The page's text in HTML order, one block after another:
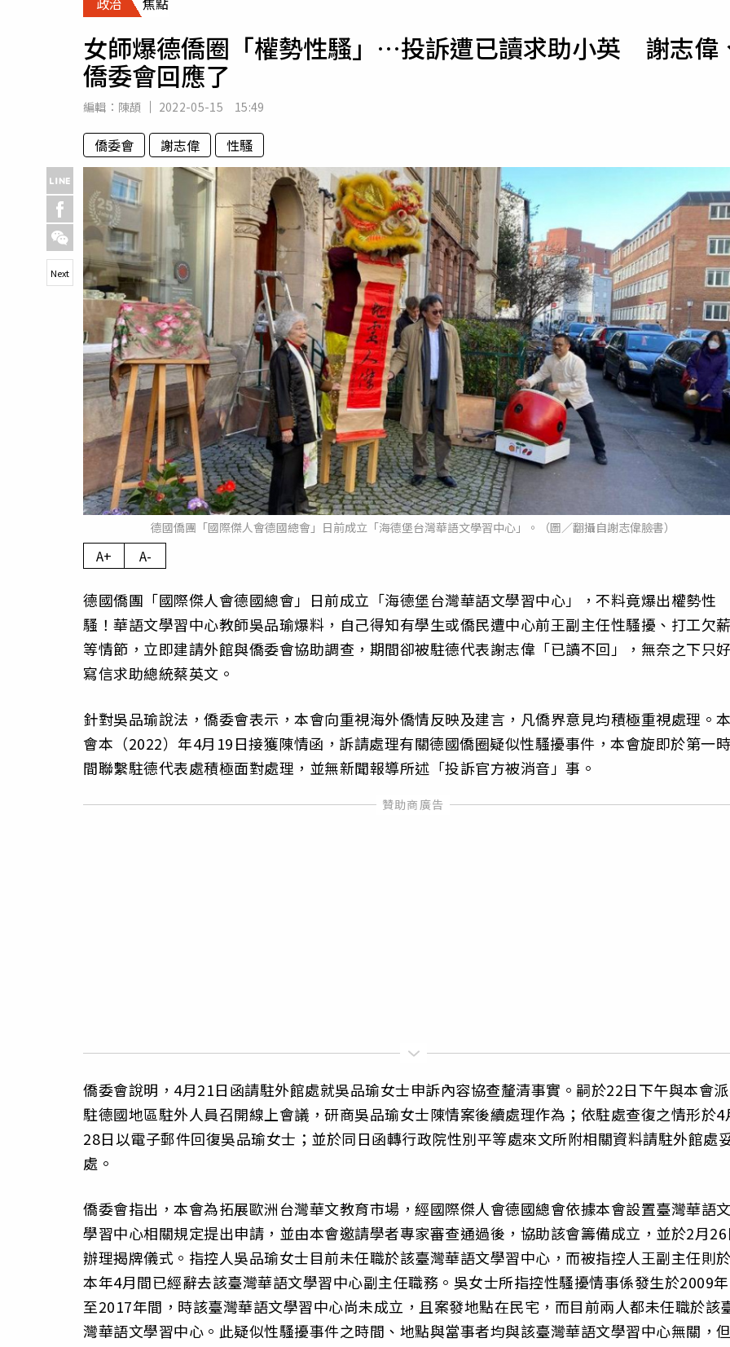
專欄
運勢
女師爆德僑圈「權勢性騷」…投訴遭已讀求助小英 謝志偉
僑委會回應了
編輯： 陳頡 2022-05-15 15:49
僑委會 謝志偉 性騷
德國僑團「國際傑人會德國總會」日前成立「海德堡台灣華語文學習中心」。（圖／翻攝自謝志偉臉書）
Next
A+ A-
德國僑團「國際傑人會德國總會」日前成立「海德堡台灣華語文學習中心」，不料竟爆出權勢性
騷！華語文學習中心教師吳品瑜爆料，自己得知有學生或僑民遭中心前王副主任性騷擾、打工欠
等情節，立即建請外館與僑委會協助調查，期間卻被駐德代表謝志偉「已讀不回」，無奈之下只
寫信求助總統蔡英文。
針對吳品瑜說法，僑委會表示，本會向重視海外僑情反映及建言，凡僑界意見均積極重視處理。
會本（2022）年4月19日接獲陳情函，訴請處理有關德國僑圈疑似性騷擾事件，本會旋即於第一時
間聯繫駐德代表處積極面對處理，並無新聞報導所述「投訴官方被消音」事。
僑委會說明，4月21日函請駐外館處就吳品瑜女士申訴內容協查釐清事實。嗣於22日下午與本會派
駐德國地區駐外人員召開線上會議，研商吳品瑜女士陳情案後續處理作為；依駐處查復之情形於4
28日以電子郵件回復吳品瑜女士；並於同日函轉行政院性別平等處來文所附相關資料請駐外館處
處。
僑委會指出，本會為拓展歐洲台灣華文教育市場，經國際傑人會德國總會依據本會設置臺灣華語
學習中心相關規定提出申請，並由本會邀請學者專家審查通過後，協助該會籌備成立，並於2月
辦理揭牌儀式。指控人吳品瑜女士目前未任職於該臺灣華語文學習中心，而被指控人王副主任則
本年4月間已經辭去該臺灣華語文學習中心副主任職務。吳女士所指控性騷擾情事係發生於2009年
至2017年間，時該臺灣華語文學習中心尚未成立，且案發地點在民宅，而目前兩人都未任職於該
灣華語文學習中心。此疑似性騷擾事件之時間、地點與當事者均與該臺灣華語文學習中心無關，